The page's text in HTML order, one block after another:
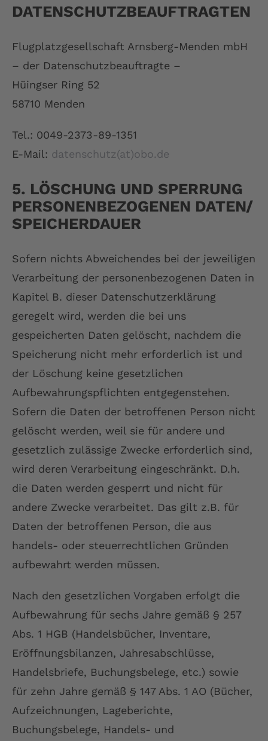
DATENSCHUTZBEAUFTRAGTEN
Flugplatzgesellschaft Arnsberg-Menden mbH
– der Datenschutzbeauftragte –
Hüingser Ring 52
58710 Menden
Tel.: 0049-2373-89-1351
E-Mail: datenschutz(at)obo.de
5. LÖSCHUNG UND SPERRUNG
PERSONENBEZOGENEN DATEN/
SPEICHERDAUER
Sofern nichts Abweichendes bei der jeweiligen
Verarbeitung der personenbezogenen Daten in
Kapitel B. dieser Datenschutzerklärung
geregelt wird, werden die bei uns
gespeicherten Daten gelöscht, nachdem die
Speicherung nicht mehr erforderlich ist und
der Löschung keine gesetzlichen
Aufbewahrungspflichten entgegenstehen.
Sofern die Daten der betroffenen Person nicht
gelöscht werden, weil sie für andere und
gesetzlich zulässige Zwecke erforderlich sind,
wird deren Verarbeitung eingeschränkt. D.h.
die Daten werden gesperrt und nicht für
andere Zwecke verarbeitet. Das gilt z.B. für
Daten der betroffenen Person, die aus
handels- oder steuerrechtlichen Gründen
aufbewahrt werden müssen.
Nach den gesetzlichen Vorgaben erfolgt die
Aufbewahrung für sechs Jahre gemäß § 257
Abs. 1 HGB (Handelsbücher, Inventare,
Eröffnungsbilanzen, Jahresabschlüsse,
Handelsbriefe, Buchungsbelege, etc.) sowie
für zehn Jahre gemäß § 147 Abs. 1 AO (Bücher,
Aufzeichnungen, Lageberichte,
Buchungsbelege, Handels- und